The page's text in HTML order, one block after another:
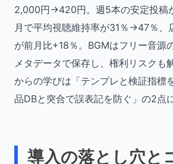
2,000円→420円。週5本の安定投稿
月で平均視聴維持率が31％→47％、
が前月比+18％。BGMはフリー音源
メタデータで保存し、権利リスクも
からの学びは「テンプレと検証指標
品DBと突合で誤表記を防ぐ」の2点
導入の落とし穴と